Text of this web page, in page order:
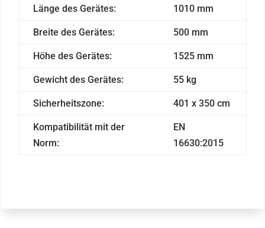
Länge des Gerätes: 1010 mm
Breite des Gerätes: 500 mm
Höhe des Gerätes: 1525 mm
Gewicht des Gerätes: 55 kg
Sicherheitszone: 401 x 350 cm
Kompatibilität mit der
Norm:
EN
16630:2015